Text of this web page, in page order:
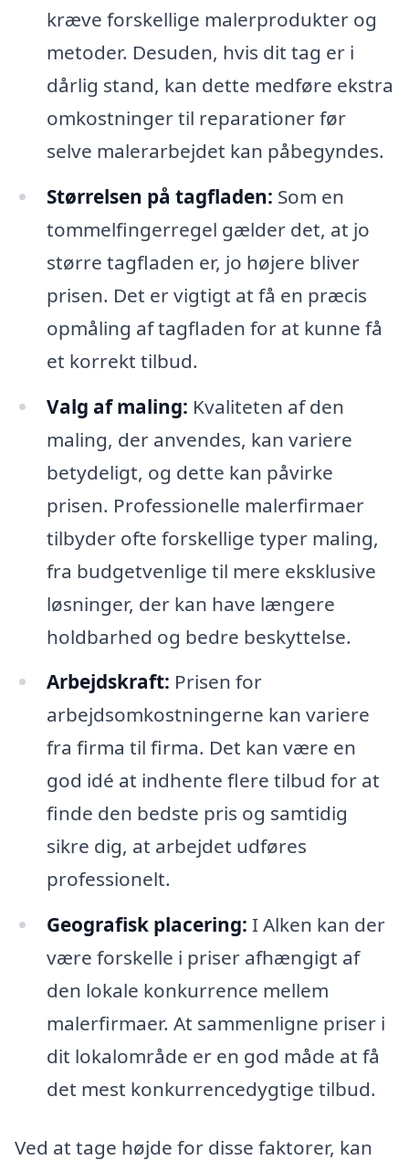
kræve forskellige malerprodukter og
metoder. Desuden, hvis dit tag er i
dårlig stand, kan dette medføre ekstra
omkostninger til reparationer før
selve malerarbejdet kan påbegyndes.
Størrelsen på tagfladen: Som en
tommelfingerregel gælder det, at jo
større tagfladen er, jo højere bliver
prisen. Det er vigtigt at få en præcis
opmåling af tagfladen for at kunne få
et korrekt tilbud.
Valg af maling: Kvaliteten af den
maling, der anvendes, kan variere
betydeligt, og dette kan påvirke
prisen. Professionelle malerfirmaer
tilbyder ofte forskellige typer maling,
fra budgetvenlige til mere eksklusive
løsninger, der kan have længere
holdbarhed og bedre beskyttelse.
Arbejdskraft: Prisen for
arbejdsomkostningerne kan variere
fra firma til firma. Det kan være en
god idé at indhente flere tilbud for at
finde den bedste pris og samtidig
sikre dig, at arbejdet udføres
professionelt.
Geografisk placering: I Alken kan der
være forskelle i priser afhængigt af
den lokale konkurrence mellem
malerfirmaer. At sammenligne priser i
dit lokalområde er en god måde at få
det mest konkurrencedygtige tilbud.
Ved at tage højde for disse faktorer, kan